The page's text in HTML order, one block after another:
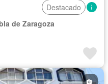
Destacado
de Zaragoza